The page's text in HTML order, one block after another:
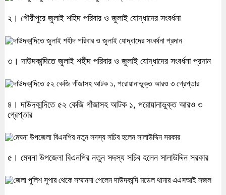
২। গৌরীপুরে জুলাই শহিদ পরিবার ও জুলাই যোদ্ধাদের সংবর্ধনা
৩। দাউদকান্দিতে জুলাই শহীদ পরিবার ও জুলাই যোদ্ধাদের সংবর্ধনা প্রদান
৪। দাউদকান্দিতে ৫২ কেজি গাঁজাসহ আটক ১, পরোয়ানাভুক্ত আরও ৩
গ্রেপ্তার
৫। মেঘনা উপজেলা বিএনপির নতুন সদস্য সচিব হলেন সালাউদ্দিন সরকার